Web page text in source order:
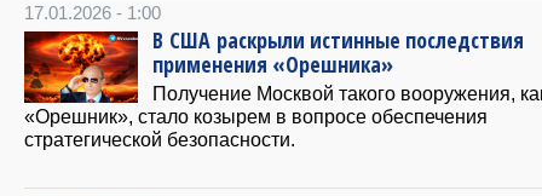
17.01.2026 - 1:00
В США раскрыли истинные последствия
применения «Орешника»
Получение Москвой такого вооружения,
«Орешник», стало козырем в вопросе обеспечения
стратегической безопасности.